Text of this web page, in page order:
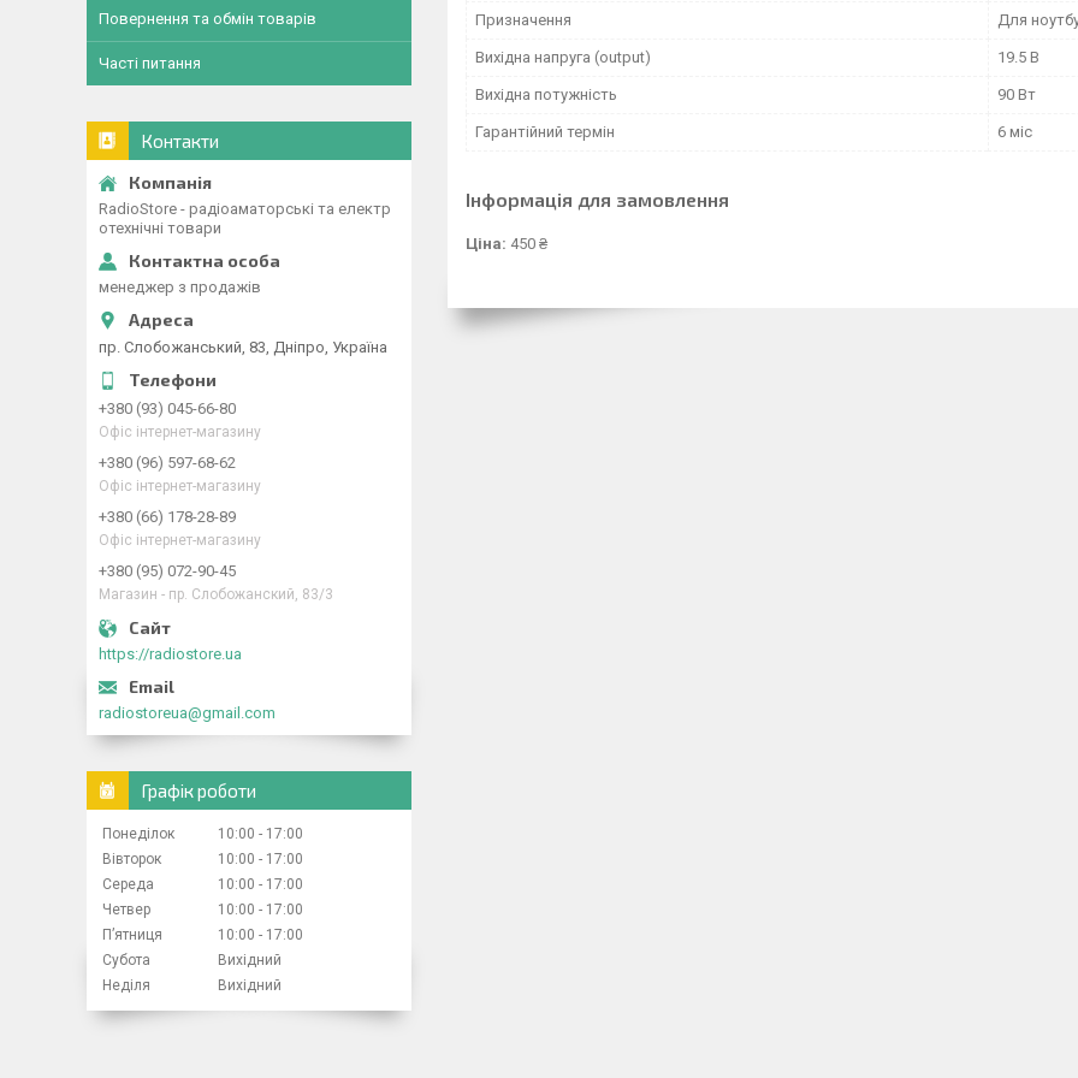
Призначення Для
Вихідна напруга (output) 19.5 В
Вихідна потужність 90 Вт
Гарантійний термін 6 міс
Інформація для замовлення
Ціна: 450 ₴
Повернення та обмін товарів
Часті питання
Контакти
RadioStore - радіоаматорські та електр
отехнічні товари
менеджер з продажів
пр. Слобожанський, 83, Дніпро, Україна
+380 (93) 045-66-80
Офіс інтернет-магазину
+380 (96) 597-68-62
Офіс інтернет-магазину
+380 (66) 178-28-89
Офіс інтернет-магазину
+380 (95) 072-90-45
Магазин - пр. Слобожанский, 83/3
https://radiostore.ua
radiostoreua@gmail.com
Графік роботи
Понеділок 10:00
17:00
Вівторок
10:00
17:00
Середа
10:00
17:00
Четвер
10:00
17:00
Пʼятниця
10:00
17:00
Субота
Вихідний
Неділя
Вихідний